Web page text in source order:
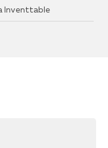
Inventtable